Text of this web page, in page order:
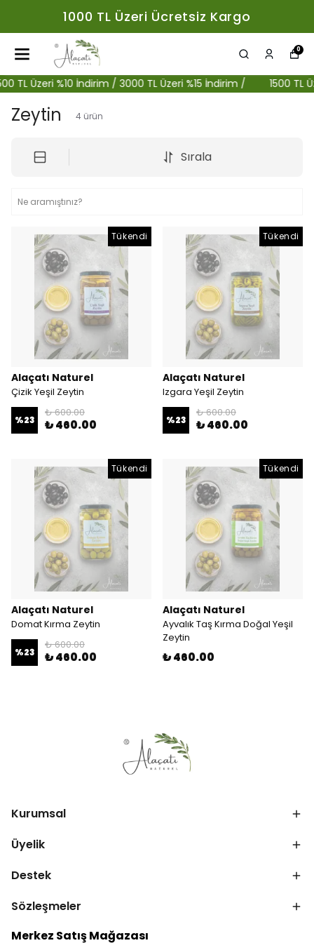
1000 TL Üzeri Ücretsiz Kargo
0
TL Üzeri %10 İndirim / 3000 TL Üzeri %15 İndirim / 1500 TL
Zeytin 4 ürün
Sırala
Tükendi
Alaçatı Naturel
Çizik Yeşil Zeytin
%23
₺ 600.00
₺ 460.00
Tükendi
Alaçatı Naturel
Izgara Yeşil Zeytin
%23
₺ 600.00
₺ 460.00
Tükendi
Alaçatı Naturel
Domat Kırma Zeytin
%23
₺ 600.00
₺ 460.00
Tükendi
Alaçatı Naturel
Ayvalık Taş Kırma Doğal Yeşil
Zeytin
₺ 460.00
Kurumsal
Üyelik
Destek
Sözleşmeler
Merkez Satış Mağazası